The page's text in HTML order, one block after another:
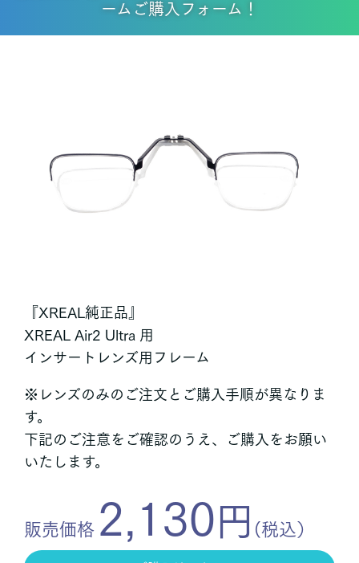
ームご購入フォーム！
『XREAL純正品』
XREAL Air2 Ultra 用
インサートレンズ用フレーム
※レンズのみのご注文とご購入手順が異なりま
す。
下記のご注意をご確認のうえ、ご購入をお願い
いたします。
販売価格 2,130 円 (税込）